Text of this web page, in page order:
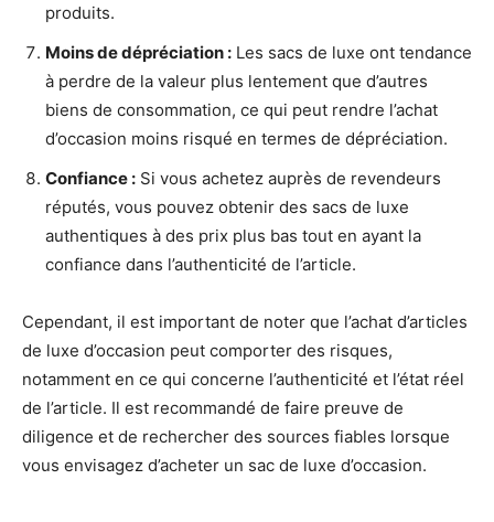
produits.
Moins de dépréciation : Les sacs de luxe ont tendance
à perdre de la valeur plus lentement que d’autres
biens de consommation, ce qui peut rendre l’achat
d’occasion moins risqué en termes de dépréciation.
Confiance : Si vous achetez auprès de revendeurs
réputés, vous pouvez obtenir des sacs de luxe
authentiques à des prix plus bas tout en ayant la
confiance dans l’authenticité de l’article.
Cependant, il est important de noter que l’achat d’articles
de luxe d’occasion peut comporter des risques,
notamment en ce qui concerne l’authenticité et l’état réel
de l’article. Il est recommandé de faire preuve de
diligence et de rechercher des sources fiables lorsque
vous envisagez d’acheter un sac de luxe d’occasion.